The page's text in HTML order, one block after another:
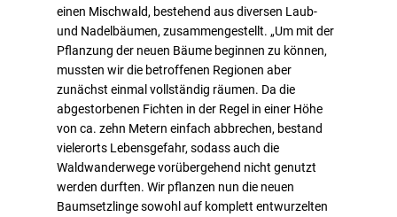
einen Mischwald, bestehend aus diversen Laub-
und Nadelbäumen, zusammengestellt. „Um mit der
Pflanzung der neuen Bäume beginnen zu können,
mussten wir die betroffenen Regionen aber
zunächst einmal vollständig räumen. Da die
abgestorbenen Fichten in der Regel in einer Höhe
von ca. zehn Metern einfach abbrechen, bestand
vielerorts Lebensgefahr, sodass auch die
Waldwanderwege vorübergehend nicht genutzt
werden durften. Wir pflanzen nun die neuen
Baumsetzlinge sowohl auf komplett entwurzelten